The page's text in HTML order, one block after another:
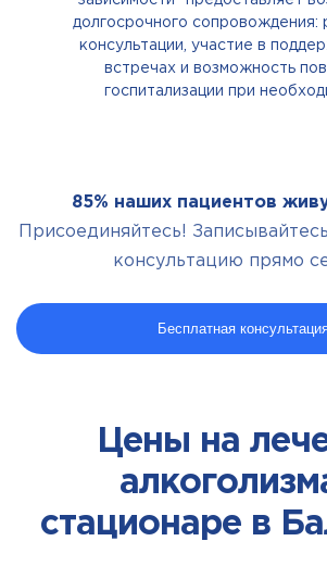
долгосрочного сопровождения:
консультации, участие в
встречах и возможность
госпитализации при
85% наших пациентов
Присоединяйтесь!
консультацию прямо
Бесплатная
Цены на
стационаре в